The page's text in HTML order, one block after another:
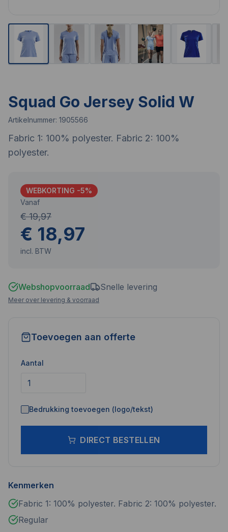
Squad Go Jersey Solid W
Artikelnummer: 1905566
Fabric 1: 100% polyester. Fabric 2: 100%
polyester.
WEBKORTING -5%
Vanaf
€ 19,97
€ 18,97
incl. BTW
Webshopvoorraad Snelle levering
Meer over levering & voorraad
Toevoegen aan offerte
Aantal
Bedrukking toevoegen (logo/tekst)
DIRECT BESTELLEN
Kenmerken
Fabric 1: 100% polyester. Fabric 2: 100% polyester.
Regular